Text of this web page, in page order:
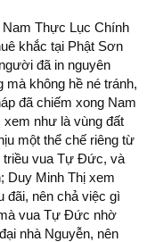
Thực Lục Chính
khắc tại Phật Sơn
đã in nguyên
không hề né tránh,
đã chiếm xong Nam
như là vùng đất
một thể chế riêng từ
triều vua Tự Đức, và
Duy Minh Thị xem
đãi, nên chả việc gì
vua Tự Đức nhờ
nhà Nguyễn, nên